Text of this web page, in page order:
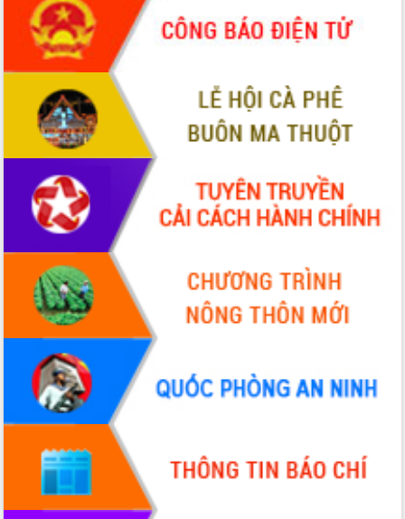
món ăn từ sầu riêng
Đắk Lắk công bố Quy hoạch và xúc
tiến đầu tư tỉnh
Ngành cá ngừ Đắk Lắk chủ động thích
ứng để giữ vững thị trường xuất khẩu
Diễn đàn Kinh tế tư nhân Việt Nam đột
phá cơ chế - Hợp tác công tư
Đề án 06 tạo bước ngoặt đột phá trong
cải cách hành chính tỉnh Đắk Lắk
Kết nối tour, đẩy mạnh chuyển đổi số
để phát triển du lịch Đắk Lắk
Khởi động Dự án Đầu tư xây dựng hạ
tầng kỹ thuật Cụm công nghiệp Tân
Gặp mặt các cơ quan báo chí nhân Kỷ
niệm 101 năm Ngày Báo chí Cách
mạng Việt Nam
Đắk Lắk sơ kết 4 năm triển khai thực
hiện Đề án 06 của Chính phủ
Họp báo thông tin về Hội nghị Công bố
Quy hoạch và Xúc tiến đầu tư tỉnh Đắk
Lắk
Khơi thông điểm nghẽn, đẩy nhanh
giải ngân vốn khắc phục thiên tai
HĐND tỉnh thông qua điều chỉnh Quy
hoạch tỉnh thời kỳ 2021-2030